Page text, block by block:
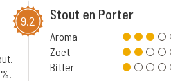
9,2 Stout en Porter
Aroma
Zoet
Bitter